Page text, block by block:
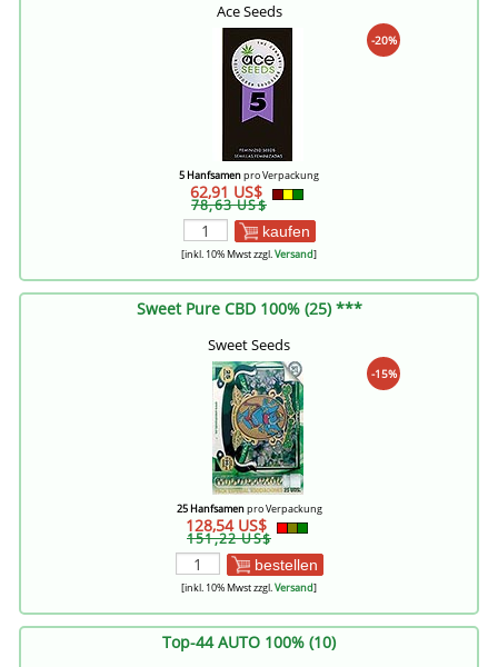
Ace Seeds
-20%
5 Hanfsamenpro Verpackung
62,91 US$
78,63 US$
kaufen
[inkl. 10% Mwst zzgl.Versand]
Sweet Pure CBD 100% (25) ***
Sweet Seeds
-15%
25 Hanfsamenpro Verpackung
128,54 US$
151,22 US$
bestellen
[inkl. 10% Mwst zzgl.Versand]
Top-44 AUTO 100% (10)